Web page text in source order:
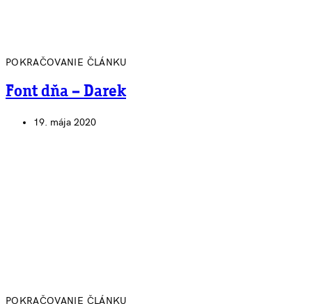
POKRAČOVANIE ČLÁNKU
Font dňa – Darek
19. mája 2020
POKRAČOVANIE ČLÁNKU